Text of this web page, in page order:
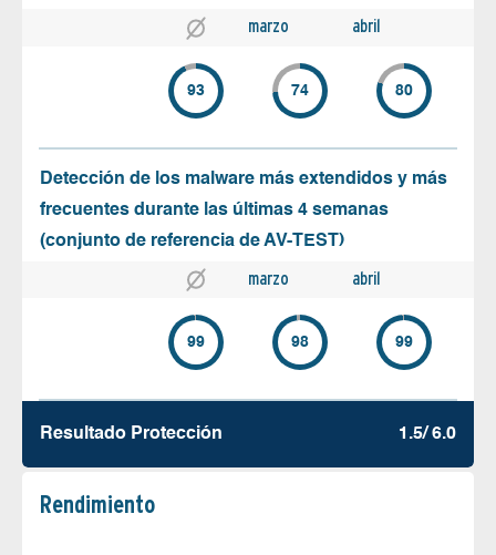
marzo abril
93 74 80
Detección de los malware más extendidos y más
frecuentes durante las últimas 4 semanas
(conjunto de referencia de AV-TEST)
marzo abril
99 98 99
Resultado Protección 1.5/ 6.0
Rendimiento